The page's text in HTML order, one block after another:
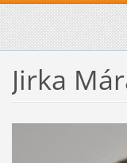
Jirka